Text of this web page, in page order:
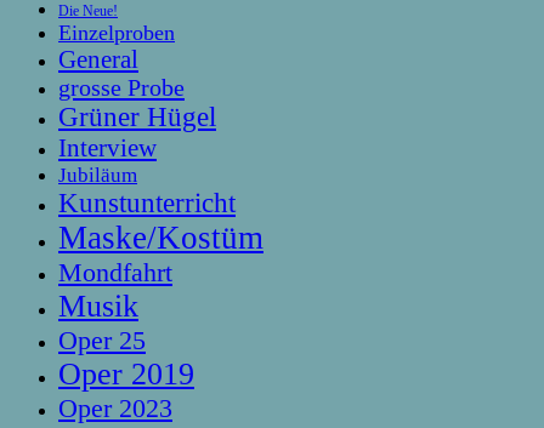
Die Neue!
Einzelproben
General
grosse Probe
Grüner Hügel
Interview
Jubiläum
Kunstunterricht
Maske/Kostüm
Mondfahrt
Musik
Oper 25
Oper 2019
Oper 2023